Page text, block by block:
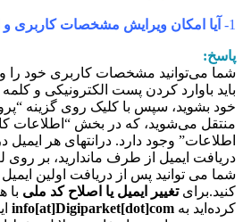
آیا امکان ویرایش مشخصات کاربری و
می‏‌توانید مشخصات کاربری خود را
باوارد کردن پست الکترونیکی و
بشوید، سپس با کلیک روی گزینه
می‏‌شوید، که در بخش “اطلاعات
وجود دارد.درانتهای هر ایمیل
ایمیل از طرف ماندارید، بر روی
می توانید پس از دریافت اولین ایمیل ،
برایتغییر ایمیل یا اصلاح کد ملیبا
بهinfo[at]Digiparket[dot]com